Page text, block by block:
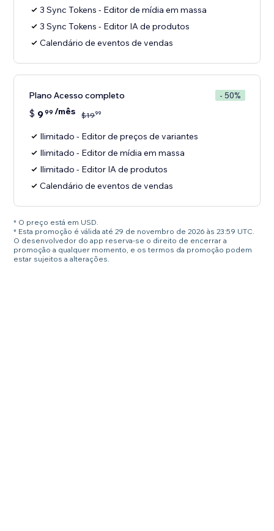
3 Sync Tokens - Editor de mídia em massa
3 Sync Tokens - Editor IA de produtos
Calendário de eventos de vendas
Plano Acesso completo - 50%
$ 999 /mês $1999
Ilimitado - Editor de preços de variantes
Ilimitado - Editor de mídia em massa
Ilimitado - Editor IA de produtos
Calendário de eventos de vendas
* O preço está em USD.
* Esta promoção é válida até 29 de novembro de 2026 às 23:59 UTC.
O desenvolvedor do app reserva-se o direito de encerrar a
promoção a qualquer momento, e os termos da promoção podem
estar sujeitos a alterações.